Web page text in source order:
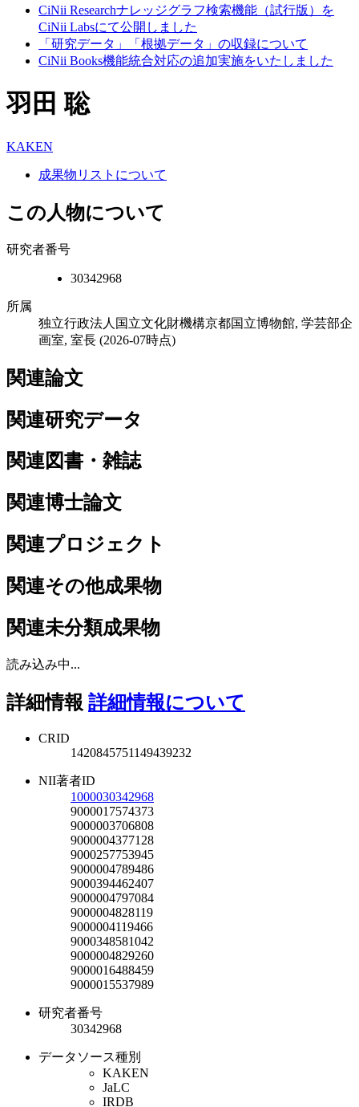
CiNii Researchナレッジグラフ検索機能（試行版）を
CiNii Labsにて公開しました
「研究データ」「根拠データ」の収録について
CiNii Books機能統合対応の追加実施をいたしました
羽田 聡
KAKEN
成果物リストについて
この人物について
研究者番号
30342968
所属
独立行政法人国立文化財機構京都国立博物館, 学芸部企
画室, 室長 (2026-07時点)
関連論文
関連研究データ
関連図書・雑誌
関連博士論文
関連プロジェクト
関連その他成果物
関連未分類成果物
読み込み中...
詳細情報 詳細情報について
CRID
1420845751149439232
NII著者ID
1000030342968
9000017574373
9000003706808
9000004377128
9000257753945
9000004789486
9000394462407
9000004797084
9000004828119
9000004119466
9000348581042
9000004829260
9000016488459
9000015537989
研究者番号
30342968
データソース種別
KAKEN
JaLC
IRDB